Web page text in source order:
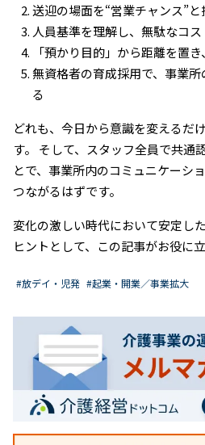
送迎の場面を“営業チャンス”
人員基準を理解し、無駄なコ
「預かり目的」から距離を置
無資格者の育成採用で、事業
る
どれも、今日から意識を変えるだ
す。 そして、スタッフ全員で共通
とで、事業所内のコミュニケーシ
つながるはずです。
変化の激しい時代において安定し
ヒントとして、この記事がお役に
#放デイ・児発 #起業・開業／事業拡大